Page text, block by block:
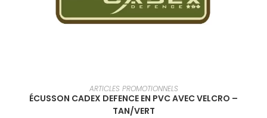
EN SAVOIR PLUS
ARTICLES PROMOTIONNELS
ÉCUSSON CADEX DEFENCE EN PVC AVEC VELCRO –
TAN/VERT